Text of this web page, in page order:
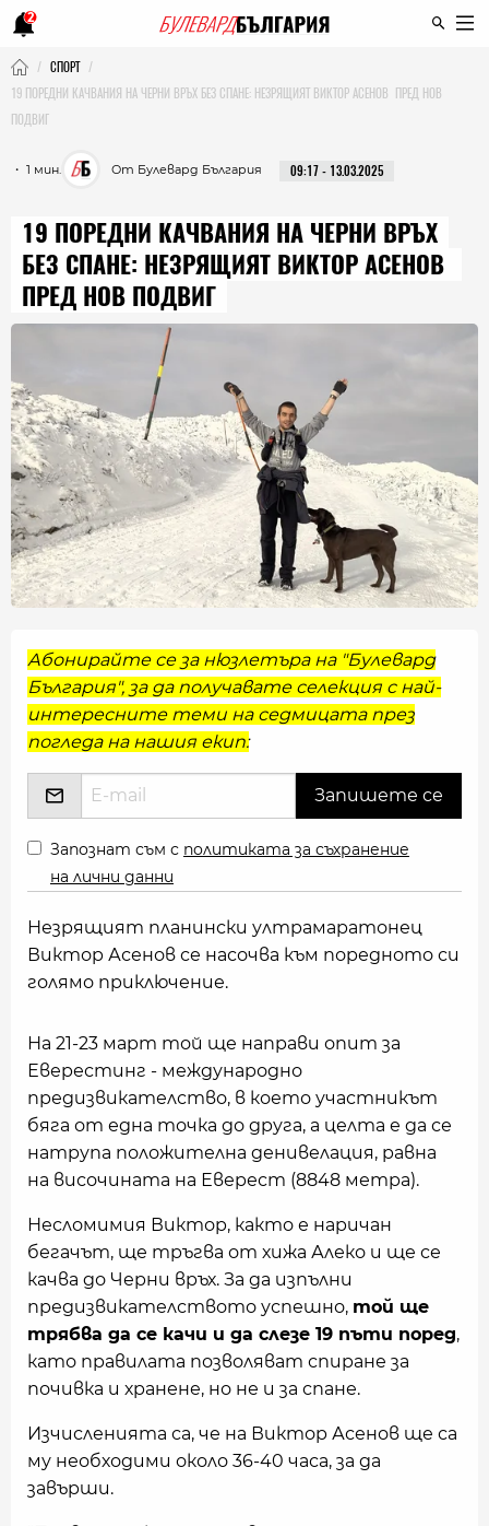
2
СПОРТ
19 ПОРЕДНИ КАЧВАНИЯ НА ЧЕРНИ ВРЪХ БЕЗ СПАНЕ: НЕЗРЯЩИЯТ ВИКТОР АСЕНОВ ПРЕД НОВ
ПОДВИГ
・ 1 мин. От Булевард България 09:17 - 13.03.2025
19 ПОРЕДНИ КАЧВАНИЯ НА ЧЕРНИ ВРЪХ
БЕЗ СПАНЕ: НЕЗРЯЩИЯТ ВИКТОР АСЕНОВ
ПРЕД НОВ ПОДВИГ
Абонирайте се за нюзлетъра на "Булевард
България", за да получавате селекция с най-
интересните теми на седмицата през
погледа на нашия екип:
Запознат съм с политиката за съхранение
на лични данни
Незрящият планински ултрамаратонец
Виктор Асенов се насочва към поредното си
голямо приключение.
На 21-23 март той ще направи опит за
Еверестинг - международно
предизвикателство, в което участникът
бяга от една точка до друга, а целта е да се
натрупа положителна денивелация, равна
на височината на Еверест (8848 метра).
Несломимия Виктор, както е наричан
бегачът, ще тръгва от хижа Алеко и ще се
качва до Черни връх. За да изпълни
предизвикателството успешно, той ще
трябва да се качи и да слезе 19 пъти поред,
като правилата позволяват спиране за
почивка и хранене, но не и за спане.
Изчисленията са, че на Виктор Асенов ще са
му необходими около 36-40 часа, за да
завърши.